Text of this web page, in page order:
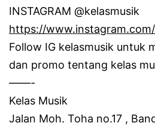
INSTAGRAM @kelasmusik
https://
Follow IG kelasmusik untuk
dan promo tentang kelas
——-
Kelas Musik
Jalan Moh. Toha no.17 ,